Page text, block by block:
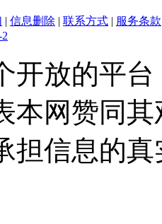
| 信息删除 | 联系方式 | 服务条款
2
开放的平
本网赞同
担信息的